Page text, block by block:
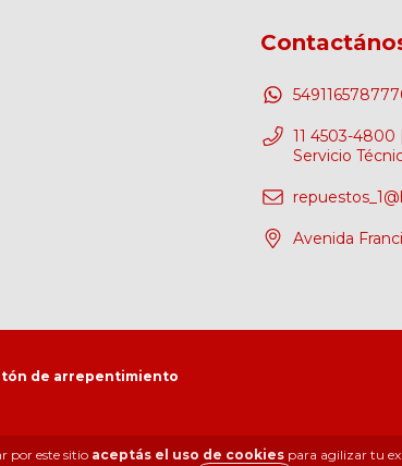
por este sitio aceptás el uso de cookies para agilizar tu
11 4503-4800
Servicio
Avenida
de arrepentimiento